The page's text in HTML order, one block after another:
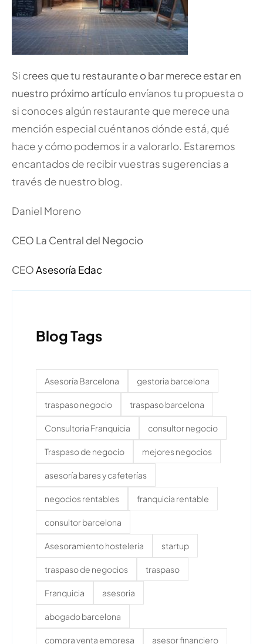
Si crees que tu restaurante o bar merece estar en
nuestro próximo artículoenvíanos tu propuesta o
si conoces algún restaurante que merece una
mención especial cuéntanos dónde está, qué
hace y cómo podemos ir a valorarlo. Estaremos
encantados de recibir vuestras sugerencias a
través de nuestro blog.
Daniel Moreno
CEO La Central del Negocio
CEOAsesoría Edac
Blog Tags
Asesoría Barcelona gestoria barcelona
traspaso negocio traspaso barcelona
Consultoria Franquicia consultor negocio
Traspaso de negocio mejores negocios
asesoría bares y cafeterías
negocios rentables franquicia rentable
consultor barcelona
Asesoramiento hosteleria startup
traspaso de negocios traspaso
Franquicia asesoria
abogado barcelona
compra venta empresa asesor financiero